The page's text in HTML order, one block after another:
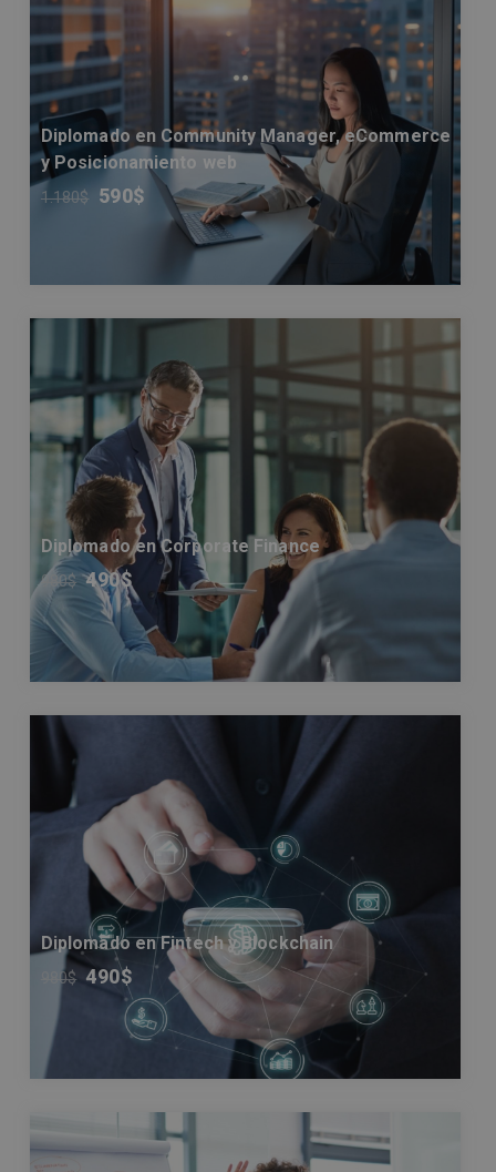
Diplomado en Community Manager, eCommerce
y Posicionamiento web
1.180$ 590$
Diplomado en Corporate Finance
980$ 490$
Diplomado en Fintech y Blockchain
980$ 490$